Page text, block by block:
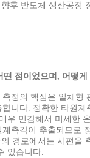
후 반도체 생산공정
점이었으며, 어떻
측정의 핵심은 일체
니다. 정확한 타원
우 민감해서 미세한
측각이 추출되므로
경로에서는 시편을
있습니다.